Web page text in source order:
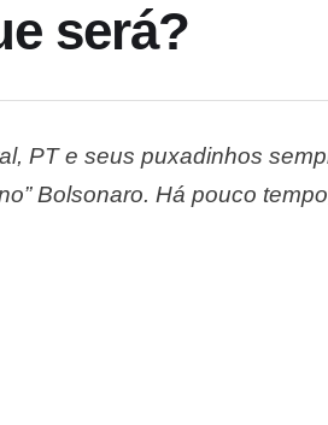
será?
PT e seus puxadinhos
Bolsonaro. Há pouco